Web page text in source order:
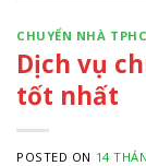
CHUYỂN NHÀ
Dịch vụ
tốt nhất
POSTED ON 14